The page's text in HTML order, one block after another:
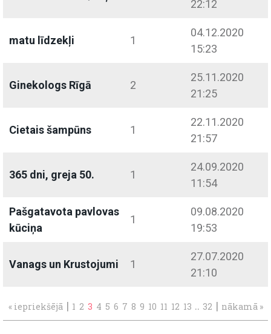
22:12
matu līdzekļi 1
04.12.2020
15:23
Ginekologs Rīgā 2
25.11.2020
21:25
Cietais šampūns 1
22.11.2020
21:57
365 dni, greja 50. 1
24.09.2020
11:54
Pašgatavota pavlovas
kūciņa
1
09.08.2020
19:53
Vanags un Krustojumi 1
27.07.2020
21:10
« iepriekšējā | 1 2 3 4 5 6 7 8 9 10 11 12 13 .. 32 | nākamā »